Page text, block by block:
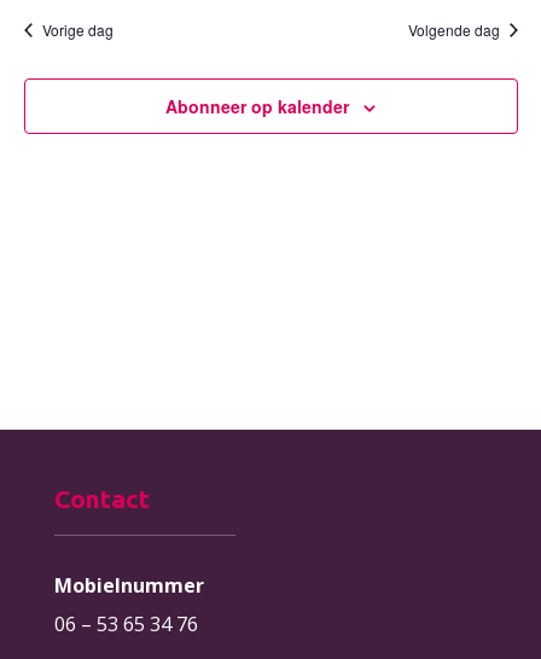
Vorige dag Volgende dag
Abonneer op kalender
Contact
Mobielnummer
06 – 53 65 34 76